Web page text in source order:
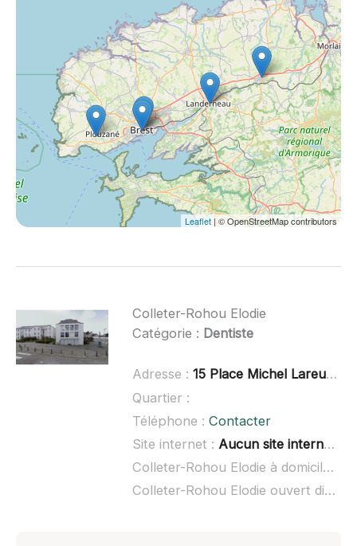
Leaflet | © OpenStreetMap contributors
Colleter-Rohou Elodie
Catégorie : Dentiste
Adresse : 15 Place Michel Lareur, 29280 Locmaria-Plouzané
Quartier :
Téléphone : Contacter
Site internet : Aucun site internet connu
Colleter-Rohou Elodie à domicile :
Colleter-Rohou Elodie ouvert dimanche :